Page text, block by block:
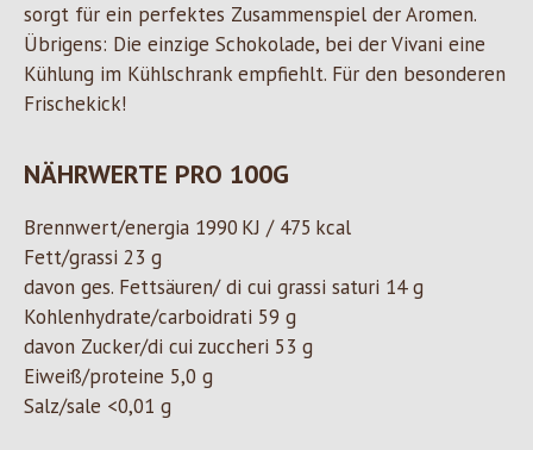
sorgt für ein perfektes Zusammenspiel der Aromen.
Übrigens: Die einzige Schokolade, bei der Vivani eine
Kühlung im Kühlschrank empfiehlt. Für den besonderen
Frischekick!
NÄHRWERTE PRO 100G
Brennwert/energia 1990 KJ / 475 kcal
Fett/grassi 23 g
davon ges. Fettsäuren/ di cui grassi saturi 14 g
Kohlenhydrate/carboidrati 59 g
davon Zucker/di cui zuccheri 53 g
Eiweiß/proteine 5,0 g
Salz/sale <0,01 g